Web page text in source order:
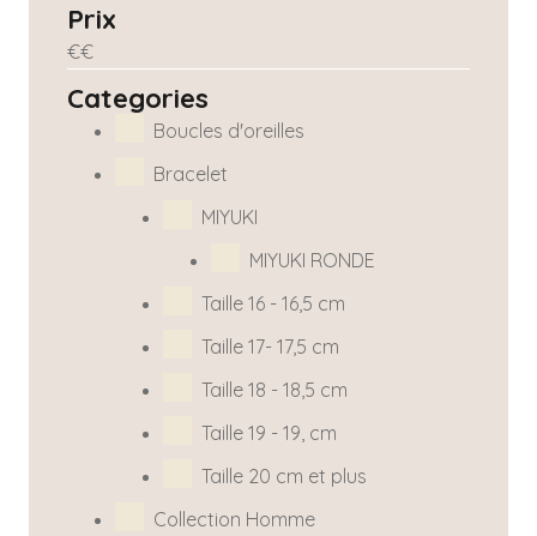
Prix
€€
Categories
Boucles d'oreilles
Bracelet
MIYUKI
MIYUKI RONDE
Taille 16 - 16,5 cm
Taille 17- 17,5 cm
Taille 18 - 18,5 cm
Taille 19 - 19, cm
Taille 20 cm et plus
Collection Homme